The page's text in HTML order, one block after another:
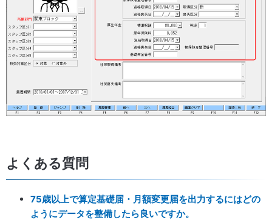
よくある質問
75歳以上で算定基礎届・月額変更届を出力するにはどの
ようにデータを整備したら良いですか。